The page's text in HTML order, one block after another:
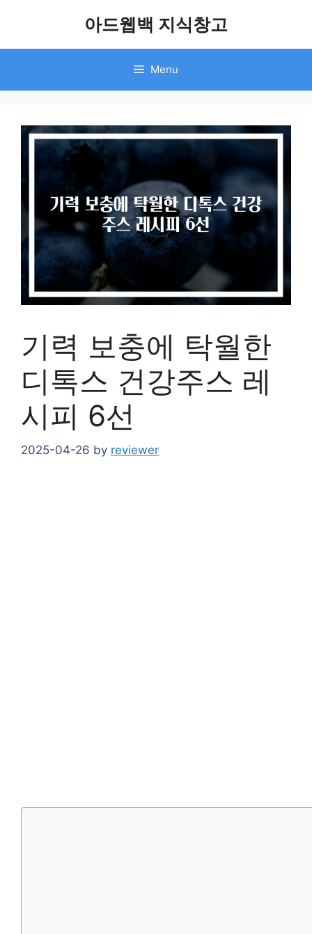
아드웹백 지식창고
Menu
기력 보충에 탁월한
디톡스 건강주스 레
시피 6선
2025-04-26 by reviewer